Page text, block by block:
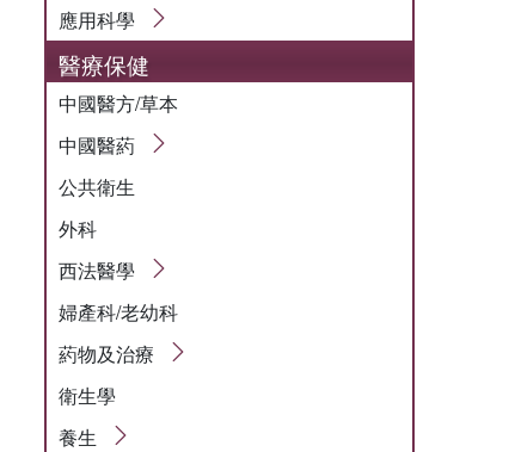
應用科學
醫療保健
中國醫方/草本
中國醫葯
公共衛生
外科
西法醫學
婦產科/老幼科
葯物及治療
衛生學
養生